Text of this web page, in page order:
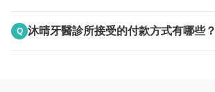
Q 沐晴牙醫診所接受的付款方式有哪些？